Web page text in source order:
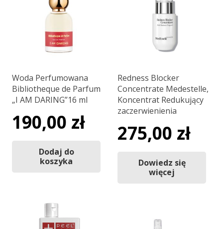
Woda Perfumowana
Bibliotheque de Parfum
„I AM DARING”16 ml
190,00 zł
Dodaj do
koszyka
Redness Blocker
Concentrate Medestelle,
Koncentrat Redukujący
zaczerwienienia
275,00 zł
Dowiedz się
więcej